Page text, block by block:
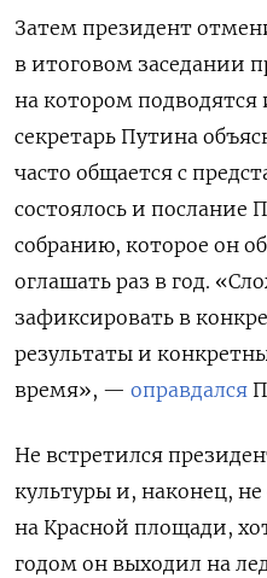
Затем президент
в итоговом заседании
на котором подводятся
секретарь Путина
часто общается с
состоялось и послание
собранию, которое он
оглашать раз в год.
зафиксировать в
результаты и
время», — оправдался
Не встретился
культуры и, наконец, не
на Красной площади,
годом он выходил на